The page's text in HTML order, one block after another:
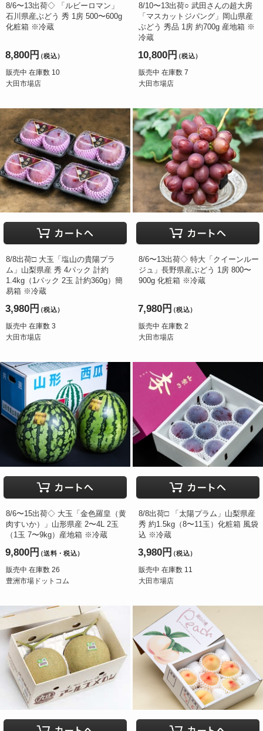
8/6〜13出荷◇ 「ルビーロマン」
石川県産ぶどう 秀 1房 500〜600g
化粧箱 ※冷蔵
8,800円（税込）
販売中 在庫数 10
大田市場店
8/10〜13出荷○ 武田さんの超大房
「マスカットジパング」岡山県産
ぶどう 秀品 1房 約700g 産地箱 ※
冷蔵
10,800円（税込）
販売中 在庫数 7
大田市場店
8/8出荷□ 大玉「塩山の貴陽プラ
ム」山梨県産 秀 4パック 計約
1.4kg（1パック 2玉 計約360g）簡
易箱 ※冷蔵
3,980円（税込）
販売中 在庫数 3
大田市場店
8/6〜13出荷◇ 特大「クイーンルー
ジュ」長野県産ぶどう 1房 800〜
900g 化粧箱 ※冷蔵
7,980円（税込）
販売中 在庫数 2
大田市場店
8/6〜15出荷◇ 大玉「金色羅皇（黄
肉すいか）」山形県産 2〜4L 2玉
（1玉 7〜9kg）産地箱 ※冷蔵
9,800円（送料・税込）
販売中 在庫数 26
豊洲市場ドットコム
8/8出荷□ 「太陽プラム」山梨県産
秀 約1.5kg（8〜11玉）化粧箱 風袋
込 ※冷蔵
3,980円（税込）
販売中 在庫数 11
大田市場店